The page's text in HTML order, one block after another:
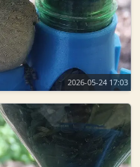
2026-05-24 17:03